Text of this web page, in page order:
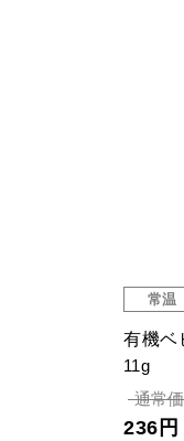
常温
有機
11g
通常
236円